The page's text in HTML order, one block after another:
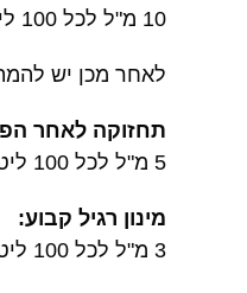
10 מ"ל לכל 100 ליטר
לאחר מכן יש להמתין 3
תחזוקה לאחר
5 מ"ל לכל 100 ליטר – פעם בשבוע
מינון רגיל קבוע:
3 מ"ל לכל 100 ליטר – פעם בשבוע